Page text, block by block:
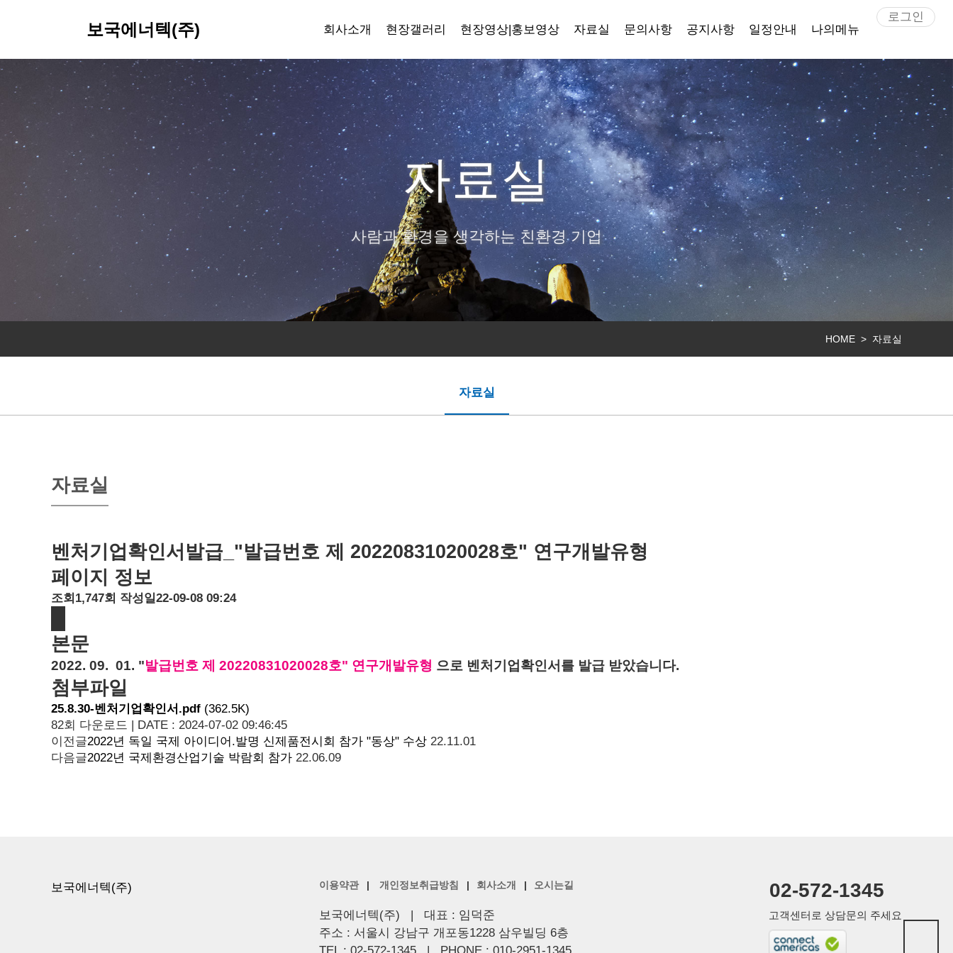
보국에너텍(주) 회사소개 현장갤러리 현장영상|홍보영상 자료실 문의사항 공지사항 일정안내 나의메뉴
로그인
자료실
사람과 환경을 생각하는 친환경 기업
HOME > 자료실
자료실
자료실
벤처기업확인서발급_"발급번호 제 20220831020028호" 연구개발유형
페이지 정보
조회 1,747회 작성일22-09-08 09:24
본문
2022. 09. 01. "발급번호 제 20220831020028호" 연구개발유형 으로 벤처기업확인서를 발급 받았습니다.
첨부파일
25.8.30-벤처기업확인서.pdf (362.5K)
82회 다운로드 | DATE : 2024-07-02 09:46:45
이전글2022년 독일 국제 아이디어.발명 신제품전시회 참가 "동상" 수상 22.11.01
다음글2022년 국제환경산업기술 박람회 참가 22.06.09
보국에너텍(주) 이용약관 | 개인정보취급방침 | 회사소개 | 오시는길
보국에너텍(주) | 대표 : 임덕준
주소 : 서울시 강남구 개포동1228 삼우빌딩 6층
02-572-1345
고객센터로 상담문의 주세요